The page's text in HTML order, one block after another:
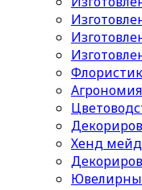
Агрономия
Хенд